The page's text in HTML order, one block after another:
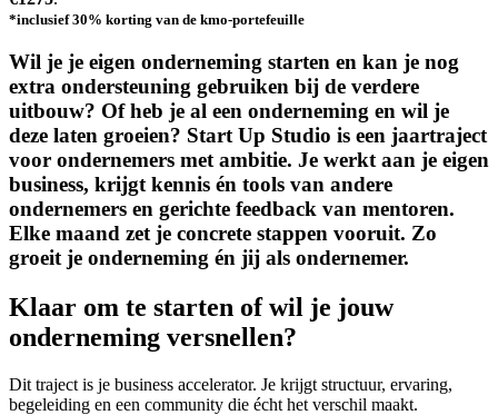
*inclusief 30% korting van de kmo-portefeuille
Wil je je eigen onderneming starten en kan je nog
extra ondersteuning gebruiken bij de verdere
uitbouw? Of heb je al een onderneming en wil je
deze laten groeien? Start Up Studio is een jaartraject
voor ondernemers met ambitie. Je werkt aan je eigen
business, krijgt kennis én tools van andere
ondernemers en gerichte feedback van mentoren.
Elke maand zet je concrete stappen vooruit. Zo
groeit je onderneming én jij als ondernemer.
Klaar om te starten of wil je jouw
onderneming versnellen?
Dit traject is je business accelerator. Je krijgt structuur, ervaring,
begeleiding en een community die écht het verschil maakt.